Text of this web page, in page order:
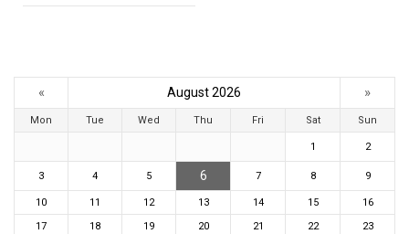
« August 2026 »
Mon Tue Wed Thu Fri Sat Sun
1 2
3 4 5 6 7 8 9
10 11 12 13 14 15
16
17
18 19 20 21 22
23